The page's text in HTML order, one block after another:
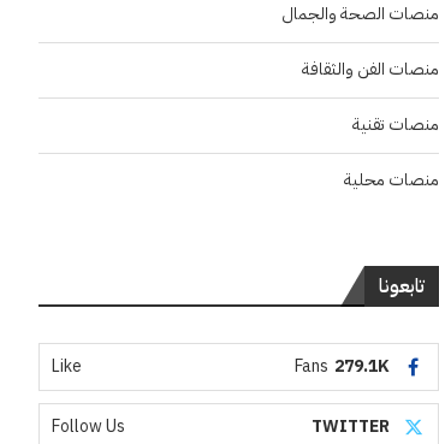
منصات الصحة والجمال
منصات الفن والثقافة
منصات تقنية
منصات محلية
تابعونا
279.1K
Fans
Like
TWITTER
Follow Us